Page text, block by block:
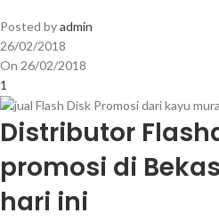
Posted byadmin
26/02/2018
On 26/02/2018
1
Distributor
promosi di
hari ini